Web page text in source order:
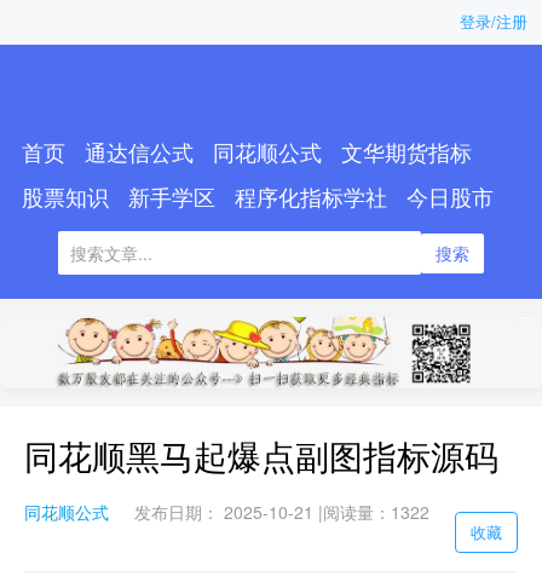
登录/注册
首页 通达信公式 同花顺公式
文华期货指标
股票知识
新手学区 程序化指标学社 今日股市
搜索
同花顺黑马起爆点副图指标源码
同花顺公式 发布日期： 2025-10-21 |阅读量：1322
收藏